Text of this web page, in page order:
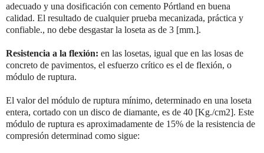
adecuado y una dosificación con cemento Pórtland en buena
calidad. El resultado de cualquier prueba mecanizada, práctica y
confiable., no debe desgastar la loseta as de 3 [mm.].
Resistencia a la flexión: en las losetas, igual que en las losas de
concreto de pavimentos, el esfuerzo crítico es el de flexión, o
módulo de ruptura.
El valor del módulo de ruptura mínimo, determinado en una loseta
entera, cortado con un disco de diamante, es de 40 [Kg./cm2]. Este
módulo de ruptura es aproximadamente de 15% de la resistencia de
compresión determinad como sigue: